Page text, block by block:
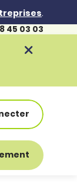
.
45 03 03